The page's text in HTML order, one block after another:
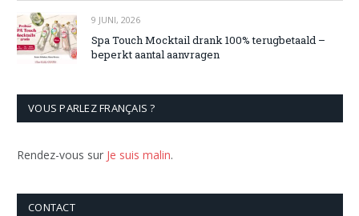
9 JUNI, 2026
Spa Touch Mocktail drank 100% terugbetaald –
beperkt aantal aanvragen
VOUS PARLEZ FRANÇAIS ?
Rendez-vous sur Je suis malin.
CONTACT